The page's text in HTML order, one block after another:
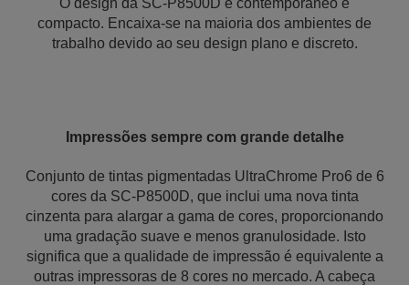
O design da SC-P8500D é contemporâneo e
compacto. Encaixa-se na maioria dos ambientes de
trabalho devido ao seu design plano e discreto.
Impressões sempre com grande detalhe
Conjunto de tintas pigmentadas UltraChrome Pro6 de 6
cores da SC-P8500D, que inclui uma nova tinta
cinzenta para alargar a gama de cores, proporcionando
uma gradação suave e menos granulosidade. Isto
significa que a qualidade de impressão é equivalente a
outras impressoras de 8 cores no mercado. A cabeça